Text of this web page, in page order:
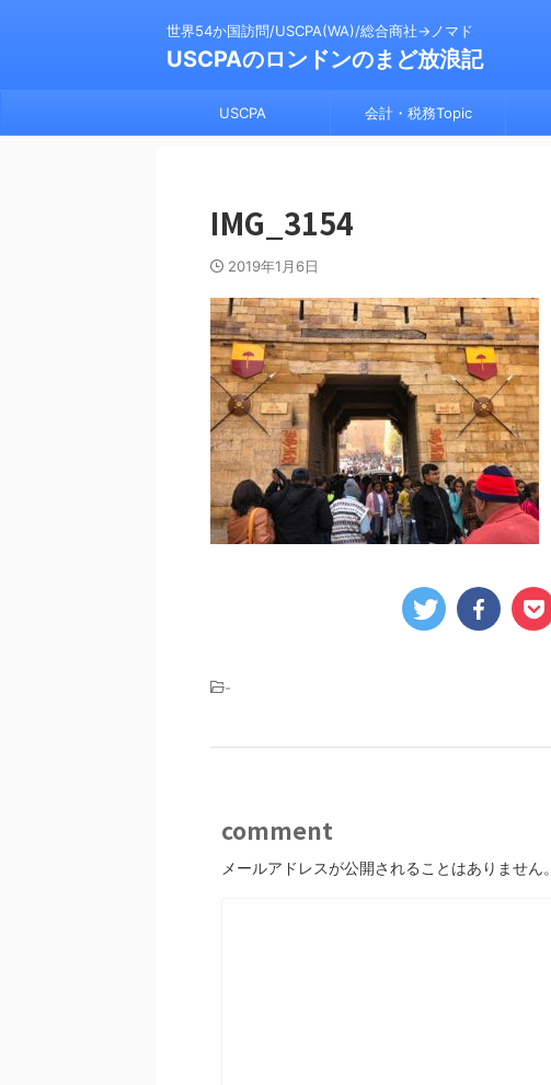
世界54か国訪問/USCPA(WA)/総合商社→ノマド
USCPAのロンドンのまど放浪記
USCPA 会計・税務Topic
IMG_3154
2019年1月6日
-
comment
メールアドレスが公開されることはありません。